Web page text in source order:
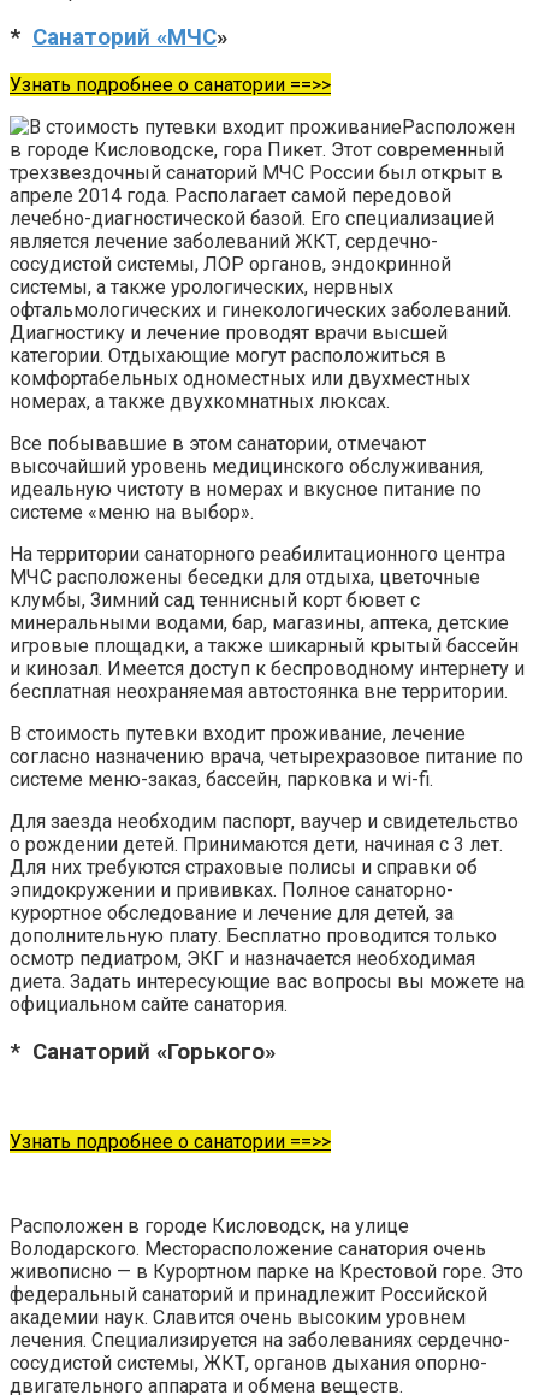
* Санаторий «МЧС»
Узнать подробнее о санатории ==>>
Расположен
в городе Кисловодске, гора Пикет. Этот современный
трехзвездочный санаторий МЧС России был открыт в
апреле 2014 года. Располагает самой передовой
лечебно-диагностической базой. Его специализацией
является лечение заболеваний ЖКТ, сердечно-
сосудистой системы, ЛОР органов, эндокринной
системы, а также урологических, нервных
офтальмологических и гинекологических заболеваний.
Диагностику и лечение проводят врачи высшей
категории. Отдыхающие могут расположиться в
комфортабельных одноместных или двухместных
номерах, а также двухкомнатных люксах.
Все побывавшие в этом санатории, отмечают
высочайший уровень медицинского обслуживания,
идеальную чистоту в номерах и вкусное питание по
системе «меню на выбор».
На территории санаторного реабилитационного центра
МЧС расположены беседки для отдыха, цветочные
клумбы, Зимний сад теннисный корт бювет с
минеральными водами, бар, магазины, аптека, детские
игровые площадки, а также шикарный крытый бассейн
и кинозал. Имеется доступ к беспроводному интернету и
бесплатная неохраняемая автостоянка вне территории.
В стоимость путевки входит проживание, лечение
согласно назначению врача, четырехразовое питание по
системе меню-заказ, бассейн, парковка и wi-fi.
Для заезда необходим паспорт, ваучер и свидетельство
о рождении детей. Принимаются дети, начиная с 3 лет.
Для них требуются страховые полисы и справки об
эпидокружении и прививках. Полное санаторно-
курортное обследование и лечение для детей, за
дополнительную плату. Бесплатно проводится только
осмотр педиатром, ЭКГ и назначается необходимая
диета. Задать интересующие вас вопросы вы можете на
официальном сайте санатория.
* Санаторий «Горького»
Узнать подробнее о санатории ==>>
Расположен в городе Кисловодск, на улице
Володарского. Месторасположение санатория очень
живописно — в Курортном парке на Крестовой горе. Это
федеральный санаторий и принадлежит Российской
академии наук. Славится очень высоким уровнем
лечения. Специализируется на заболеваниях сердечно-
сосудистой системы, ЖКТ, органов дыхания опорно-
двигательного аппарата и обмена веществ.